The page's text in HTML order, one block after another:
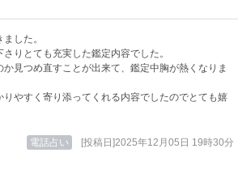
した。
りとても充実した鑑定内容でした。
見つめ直すことが出来て、鑑定中胸が熱くなりま
やすく寄り添ってくれる内容でしたのでとても嬉
電話占い [投稿日]2025年12月05日 19時30分